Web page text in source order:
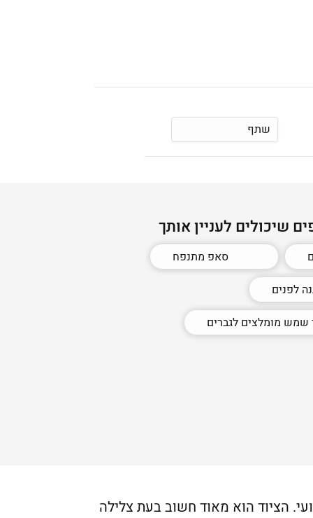
שתף
שיכולים לעניין אותך
סאפ מתנפח
לפנים
מומלצים לגברים
הציוד הוא מאוד חשוב בעת צלילה